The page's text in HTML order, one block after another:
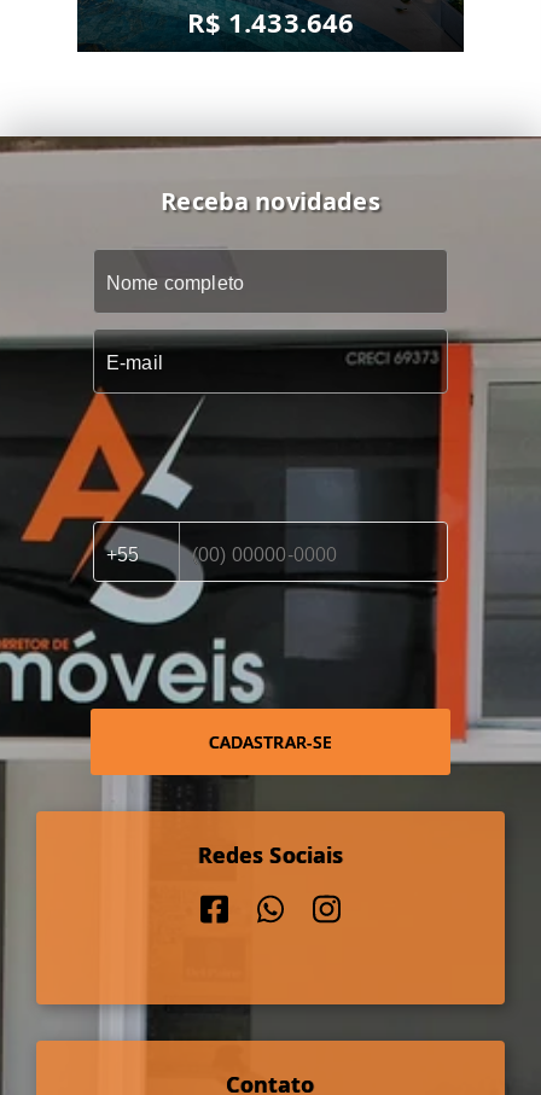
R$ 1.433.646
Receba novidades
CADASTRAR-SE
Redes Sociais
Contato